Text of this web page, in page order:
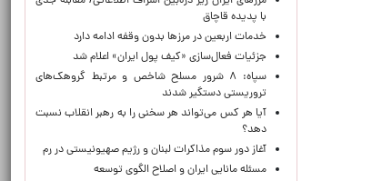
با پدیده قاچاق
خدمات اربعین در مرزها بدون وقفه ادامه دارد
جزئیات فعال‌سازی «کیف پول ایران» اعلام شد
سپاه: ۸ شرور مسلح شاخص و مرتبط گروهک‌های
تروریستی دستگیر شدند
آیا هر کس می‌تواند هر سخنی را به رهبر انقلاب نسبت
دهد؟
آغاز دور سوم مذاکرات لبنان و رژیم صهیونیستی در رم
مسئله مانایی ایران و اصلاح الگوی توسعه